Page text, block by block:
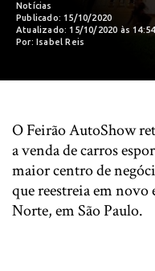
Notícias
Publicado: 15/10/2020
Atualizado: 15/10/2020 às 14:54
Por: Isabel Reis
O Feirão AutoShow
a venda de carros
maior centro de
que reestreia em
Norte, em São Paulo.